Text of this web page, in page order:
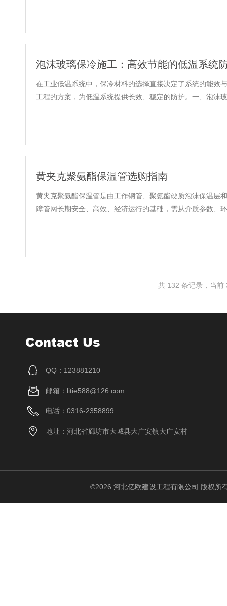
泡沫玻璃保冷施工：高效节能的低温系统
在工业低温系统中，保冷材料的选择直接决定了系统的能效
工程的方案，为低温系统提供长效、稳定的防护。一、泡沫
黄夹克聚氨酯保温管选购指南
黄夹克聚氨酯保温管是由工作钢管、聚氨酯硬质泡沫保温层
障管网长期安全、高效、经济运行的基础，需从介质参数、
共 132 条记录，当
Contact Us
QQ：123881210
邮箱：litie588@126.com
电话：0316-2358899
地址：河北省廊坊市大城县大广安镇大广安村
©2026 河北亿欧建设工程有限公司 版权